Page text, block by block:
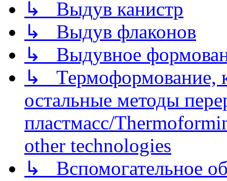
↳ Выдув канистр
↳ Выдув флаконов
↳ Выдувное
↳ Термоформование,
остальные методы
пластмасс/
other technologies
↳ Вспомогательное